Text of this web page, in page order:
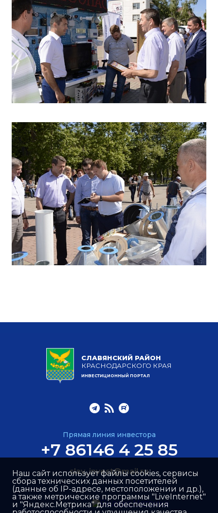
СЛАВЯНСКИЙ РАЙОН
КРАСНОДАРСКОГО КРАЯ
ИНВЕСТИЦИОННЫЙ ПОРТАЛ
Прямая линия инвестора
+7 86146 4 25 85
slav_invest@mail.ru
Наш сайт использует файлы cookies, сервисы
сбора технических данных посетителей
(данные об IP-адресе, местоположении и др.),
а также метрические программы "LiveInternet"
и "Яндекс.Метрика" для обеспечения